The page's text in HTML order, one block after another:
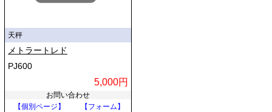
天秤
メトラートレド
PJ600
5,000円
お問い合わせ
【個別ページ】
【フォーム】